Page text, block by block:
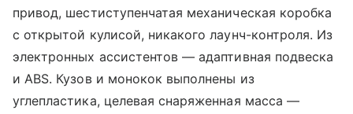
привод, шестиступенчатая механическая коробка
с открытой кулисой, никакого лаунч-контроля. Из
электронных ассистентов — адаптивная подвеска
и ABS. Кузов и монокок выполнены из
углепластика, целевая снаряженная масса —